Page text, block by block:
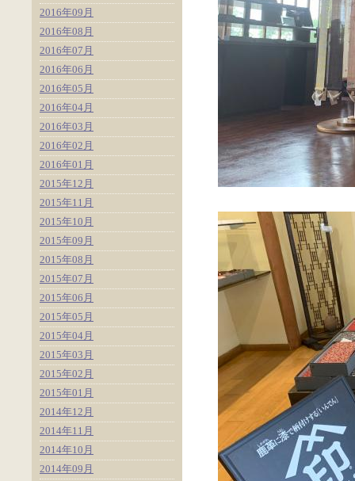
2016年09月
2016年08月
2016年07月
2016年06月
2016年05月
2016年04月
2016年03月
2016年02月
2016年01月
2015年12月
2015年11月
2015年10月
2015年09月
2015年08月
2015年07月
2015年06月
2015年05月
2015年04月
2015年03月
2015年02月
2015年01月
2014年12月
2014年11月
2014年10月
2014年09月